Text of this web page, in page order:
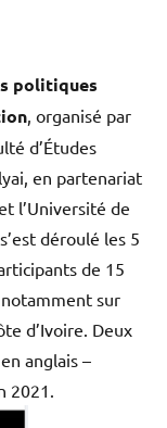
politiques
, organisé par
d’Études
en partenariat
l’Université de
déroulé les 5
de 15
sur
d’Ivoire. Deux
anglais –
2021.